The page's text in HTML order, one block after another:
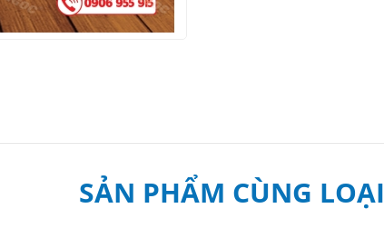
SẢN PHẨM CÙNG LOẠI